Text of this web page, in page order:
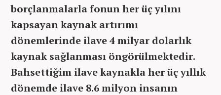
borçlanmalarla fonun her üç yılını
kapsayan kaynak artırımı
dönemlerinde ilave 4 milyar dolarlık
kaynak sağlanması öngörülmektedir.
Bahsettiğim ilave kaynakla her üç yıllık
dönemde ilave 8.6 milyon insanın